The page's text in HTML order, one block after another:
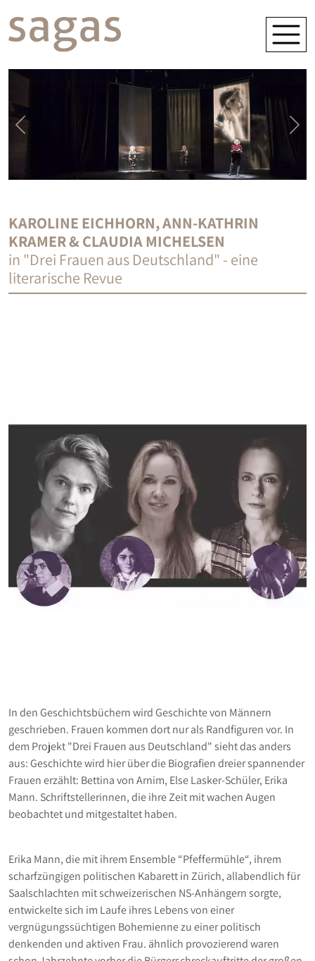
KAROLINE EICHHORN, ANN-KATHRIN
KRAMER & CLAUDIA MICHELSEN
in "Drei Frauen aus Deutschland" - eine
literarische Revue
In den Geschichtsbüchern wird Geschichte von Männern
geschrieben. Frauen kommen dort nur als Randfiguren vor. In
dem Projekt "Drei Frauen aus Deutschland" sieht das anders
aus: Geschichte wird hier über die Biografien dreier spannender
Frauen erzählt: Bettina von Arnim, Else Lasker-Schüler, Erika
Mann. Schriftstellerinnen, die ihre Zeit mit wachen Augen
beobachtet und mitgestaltet haben.
Erika Mann, die mit ihrem Ensemble “Pfeffermühle“, ihrem
scharfzüngigen politischen Kabarett in Zürich, allabendlich für
Saalschlachten mit schweizerischen NS-Anhängern sorgte,
entwickelte sich im Laufe ihres Lebens von einer
vergnügungssüchtigen Bohemienne zu einer politisch
denkenden und aktiven Frau. ähnlich provozierend waren